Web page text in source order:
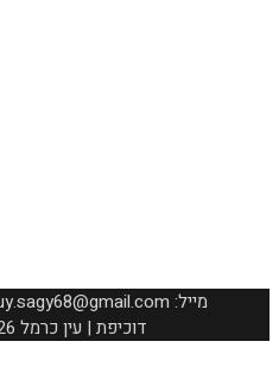
050-4555462 :טלפון | guy.sagy68@gmail.com :מייל
Copyright © 2026 דוכיפת | עין כרמל